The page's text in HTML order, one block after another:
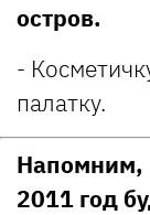
остров.
-
палатку.
Напомним,
2011 год